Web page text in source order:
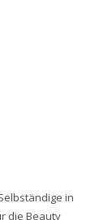
in
die Beauty